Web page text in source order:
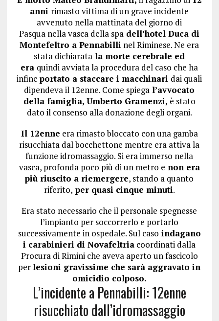
anni rimasto vittima di un grave incidente
avvenuto nella mattinata del giorno di
Pasqua nella vasca della spa dell’hotel Duca di
Montefeltro a Pennabilli nel Riminese. Ne era
stata dichiarata la morte cerebrale ed
era quindi avviata la procedura del caso che ha
infineportato a staccare i macchinari dai quali
dipendeva il 12enne. Come spiega l’avvocato
della famiglia, Umberto Gramenzi, è stato
dato il consenso alla donazione degli organi.
Il 12enne era rimasto bloccato con una gamba
risucchiata dal bocchettone mentre era attiva la
funzione idromassaggio. Si era immerso nella
vasca, profonda poco più di un metro e non era
più riuscito a riemergere, stando a quanto
riferito, per quasi cinque minuti.
Era stato necessario che il personale spegnesse
l’impianto per soccorrerlo e portarlo
successivamente in ospedale. Sul caso indagano
i carabinieri di Novafeltria coordinati dalla
Procura di Rimini che aveva aperto un fascicolo
perlesioni gravissime che sarà aggravato in
omicidio colposo.
L’incidente a Pennabilli: 12enne
risucchiato dall’idromassaggio